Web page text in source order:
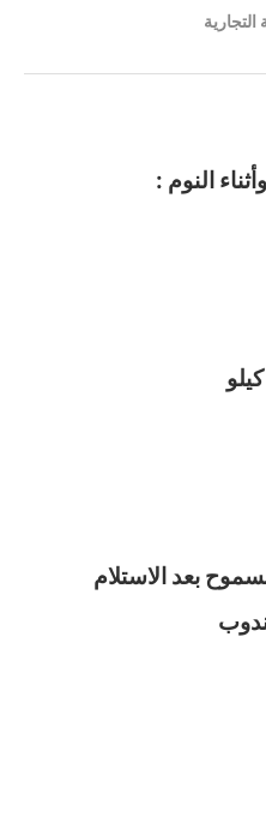
النوم :
بعد الاستلام